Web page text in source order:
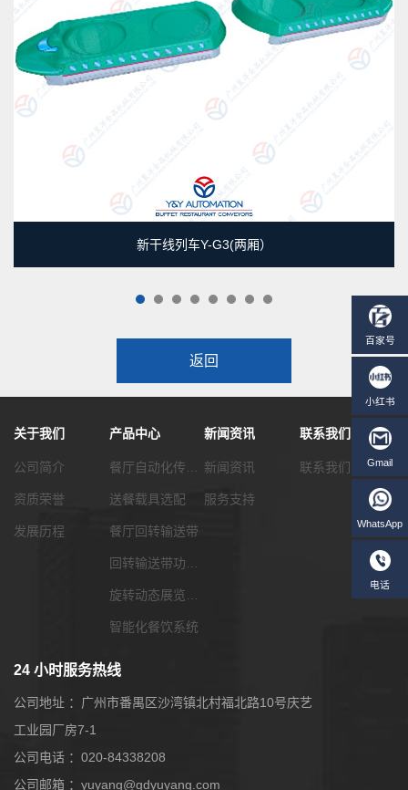
新干线列车Y-G3(两厢）
1 2 3
返回
关于我们
公司简介
资质荣誉
发展历程
产品中心
餐厅自动化传菜系统
送餐载具选配
餐厅回转输送带
回转输送带功能配套
旋转动态展览输送带
智能化餐饮系统
新闻资讯
新闻资讯
服务支持
联系我们
联系我们
24 小时服务热线
公司地址 ：广州市番禺区沙湾镇北村福北路10号庆艺
工业园厂房7-1
公司电话 ：020-84338208
公司邮箱 ：yuyang@gdyuyang.com